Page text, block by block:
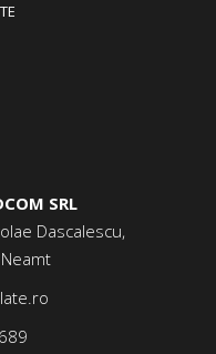
SRL
Dascalescu,